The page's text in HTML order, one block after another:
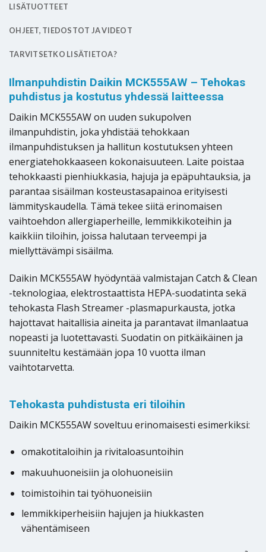
LISÄTUOTTEET
OHJEET, TIEDOSTOT JA VIDEOT
TARVITSETKO LISÄTIETOA?
Ilmanpuhdistin Daikin MCK555AW – Tehokas
puhdistus ja kostutus yhdessä laitteessa
Daikin MCK555AW on uuden sukupolven
ilmanpuhdistin, joka yhdistää tehokkaan
ilmanpuhdistuksen ja hallitun kostutuksen yhteen
energiatehokkaaseen kokonaisuuteen. Laite poistaa
tehokkaasti pienhiukkasia, hajuja ja epäpuhtauksia, ja
parantaa sisäilman kosteustasapainoa erityisesti
lämmityskaudella. Tämä tekee siitä erinomaisen
vaihtoehdon allergiaperheille, lemmikkikoteihin ja
kaikkiin tiloihin, joissa halutaan terveempi ja
miellyttävämpi sisäilma.
Daikin MCK555AW hyödyntää valmistajan Catch & Clean
-teknologiaa, elektrostaattista HEPA-suodatinta sekä
tehokasta Flash Streamer -plasmapurkausta, jotka
hajottavat haitallisia aineita ja parantavat ilmanlaatua
nopeasti ja luotettavasti. Suodatin on pitkäikäinen ja
suunniteltu kestämään jopa 10 vuotta ilman
vaihtotarvetta.
Tehokasta puhdistusta eri tiloihin
Daikin MCK555AW soveltuu erinomaisesti esimerkiksi:
omakotitaloihin ja rivitaloasuntoihin
makuuhuoneisiin ja olohuoneisiin
toimistoihin tai työhuoneisiin
lemmikkiperheisiin hajujen ja hiukkasten
vähentämiseen